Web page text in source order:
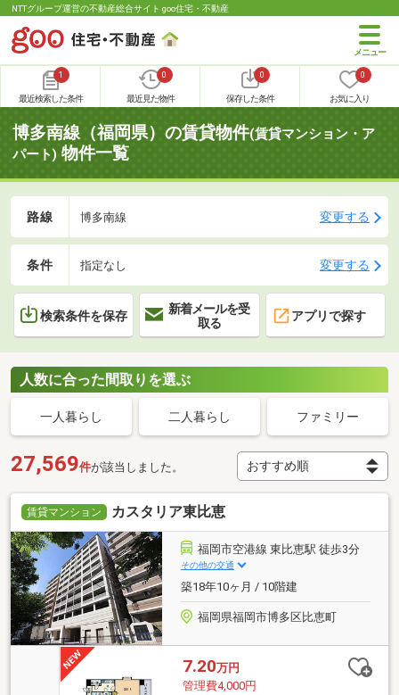
NTTグループ運営の不動産総合サイト goo住宅・不動産
1
最近検索した条件
0
最近見た物件
0
保存した条件
0
お気に入り
博多南線（福岡県）の賃貸物件(賃貸マンション・ア
パート) 物件一覧
路線 博多南線 変更する
条件 指定なし 変更する
検索条件を保存
新着メールを受
取る
アプリで探す
人数に合った間取りを選ぶ
一人暮らし 二人暮らし ファミリー
27,569件が該当しました。
賃貸マンション カスタリア東比恵
福岡市空港線 東比恵駅 徒歩3分
その他の交通
築18年10ヶ月 / 10階建
福岡県福岡市博多区比恵町
7.20万円
管理費4,000円